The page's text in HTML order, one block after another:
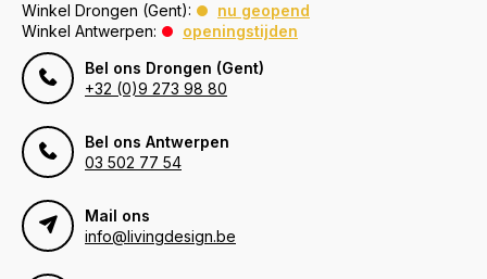
Winkel Drongen (Gent):
nu geopend
Winkel Antwerpen:
openingstijden
Bel ons Drongen (Gent)
+32 (0)9 273 98 80
Bel ons Antwerpen
03 502 77 54
Mail ons
info@livingdesign.be